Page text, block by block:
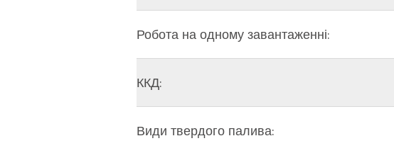
Робота на одному завантаженні:
ККД:
Види твердого палива: